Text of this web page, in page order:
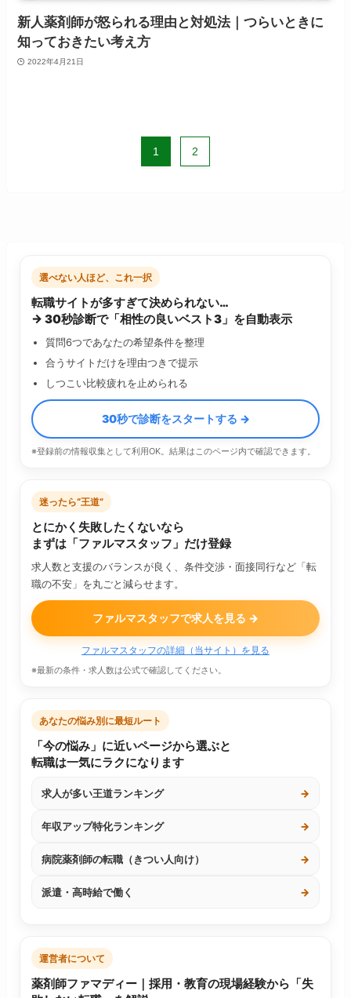
新人薬剤師が怒られる理由と対処法｜つらいときに
知っておきたい考え方
2022年4月21日
1 2
選べない人ほど、これ一択
転職サイトが多すぎて決められない…
→ 30秒診断で「相性の良いベスト3」を自動表示
質問6つであなたの希望条件を整理
合うサイトだけを理由つきで提示
しつこい比較疲れを止められる
30秒で診断をスタートする →
※登録前の情報収集として利用OK。結果はこのページ内で確認できます。
迷ったら“王道”
とにかく失敗したくないなら
まずは「ファルマスタッフ」だけ登録
求人数と支援のバランスが良く、条件交渉・面接同行など「転
職の不安」を丸ごと減らせます。
ファルマスタッフで求人を見る →
ファルマスタッフの詳細（当サイト）を見る
※最新の条件・求人数は公式で確認してください。
あなたの悩み別に最短ルート
「今の悩み」に近いページから選ぶと
転職は一気にラクになります
求人が多い王道ランキング →
年収アップ特化ランキング →
病院薬剤師の転職（きつい人向け） →
派遣・高時給で働く →
運営者について
薬剤師ファマディー｜採用・教育の現場経験から「失